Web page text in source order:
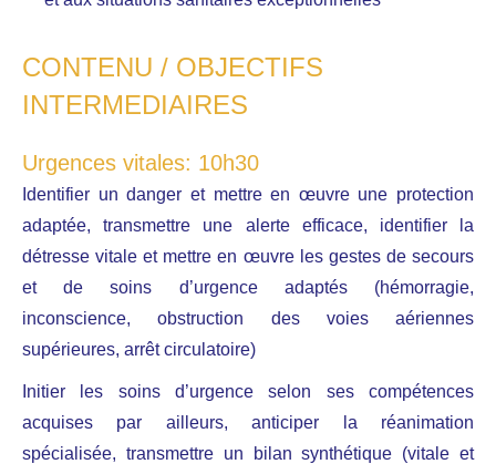
CONTENU / OBJECTIFS
INTERMEDIAIRES
Urgences vitales: 10h30
Identifier un danger et mettre en œuvre une protection
adaptée, transmettre une alerte efficace, identifier la
détresse vitale et mettre en œuvre les gestes de secours
et de soins d’urgence adaptés (hémorragie,
inconscience, obstruction des voies aériennes
supérieures, arrêt circulatoire)
Initier les soins d’urgence selon ses compétences
acquises par ailleurs, anticiper la réanimation
spécialisée, transmettre un bilan synthétique (vitale et